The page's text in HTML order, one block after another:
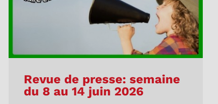
Revue de presse: semaine
du 8 au 14 juin 2026